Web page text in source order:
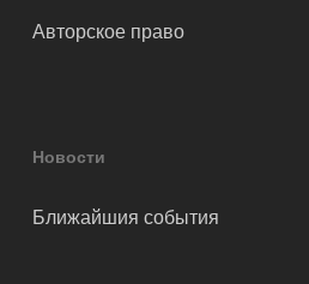
Авторское право
Новости
Ближайшия события